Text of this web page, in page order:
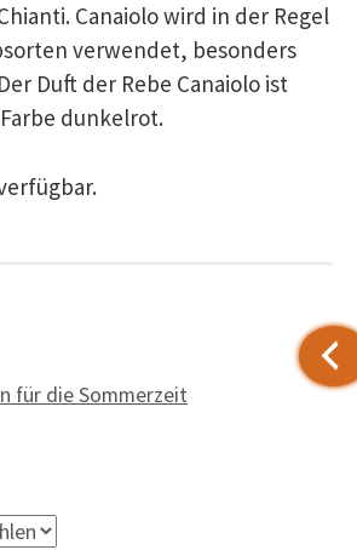
Canaiolo wird in der Regel
verwendet, besonders
Duft der Rebe Canaiolo ist
dunkelrot.
für die Sommerzeit